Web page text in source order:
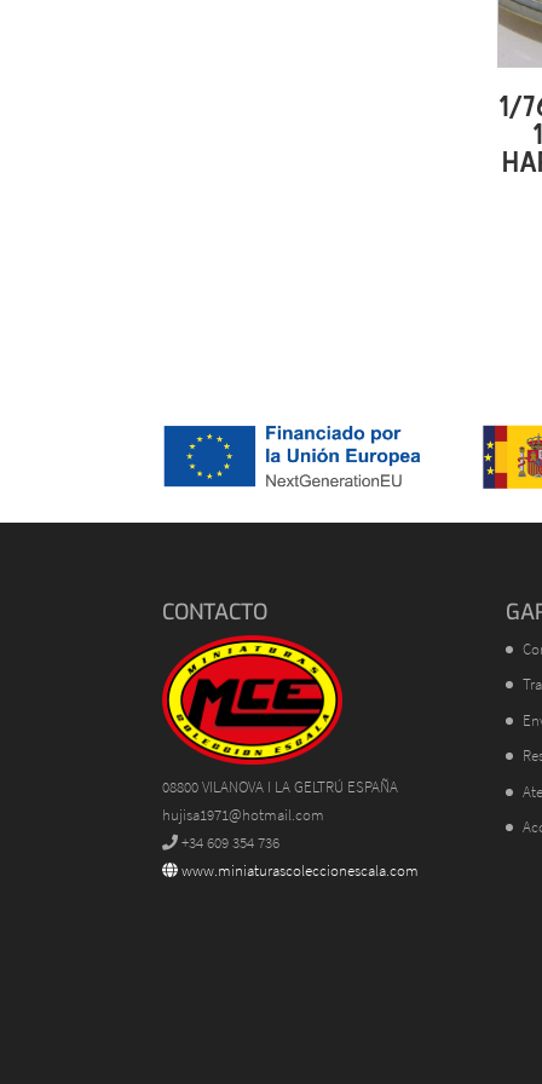
1/
CONTACTO
08800 VILANOVA I LA GELTRÚ ESPAÑA
hujisa1971@hotmail.com
+34 609 354 736
www.miniaturascoleccionescala.com